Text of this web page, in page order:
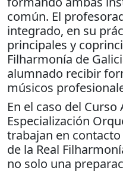
común. El
integrado, en su
principales y
Filharmonía de
alumnado recibir
músicos
En el caso del Curso
Especialización
trabajan en
de la Real
no solo una